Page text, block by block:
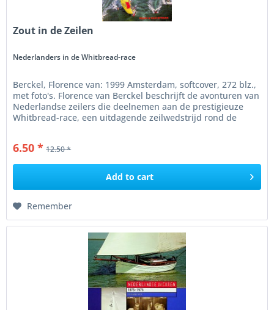
Zout in de Zeilen
Nederlanders in de Whitbread-race
Berckel, Florence van: 1999 Amsterdam, softcover, 272 blz.,
met foto's. Florence van Berckel beschrijft de avonturen van
Nederlandse zeilers die deelnemen aan de prestigieuze
Whitbread-race, een uitdagende zeilwedstrijd rond de
6.50 * 12.50 *
Add to cart
Remember